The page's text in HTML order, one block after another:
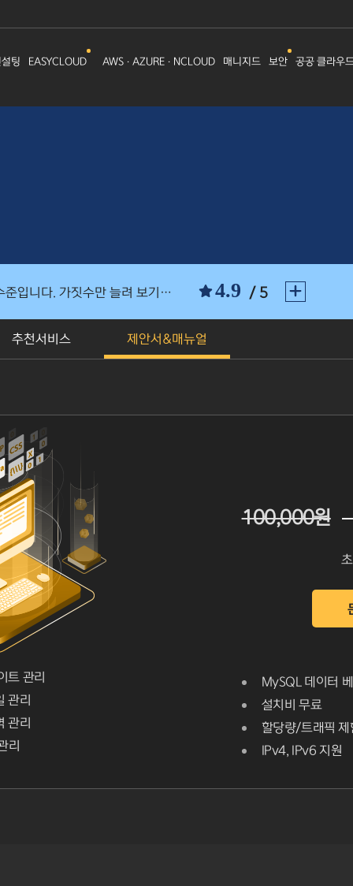
팅 EASYCLOUD AWS · AZURE · NCLOUD 매니지드 보안 공공 클라우
처음에는 지인의 추천으로 아이티이지를 알게 되었고 다른 업체들과 비교해보니 아이티이지가 후기가 대체적으로 좋아서 이 ...
평소 아이티이지 클라우드 서비스를 사용하면서 너무 좋았다며 적극 추천하는 지인을 통해 선택하게 되었습니다.
다양한 혜택과 서비스 모두 업계 최고 수준입니다. 가짓수만 늘려 보기좋게 낚시성으로 우겨넣은 것이 아니라 실제 실용적이 ...
4.9 / 5
추천서비스 제안서&매뉴얼
트 관리
관리
관리
리
100,000원
MySQL 데이터
설치비 무료
할당량/트래픽 제
IPv4, IPv6 지원